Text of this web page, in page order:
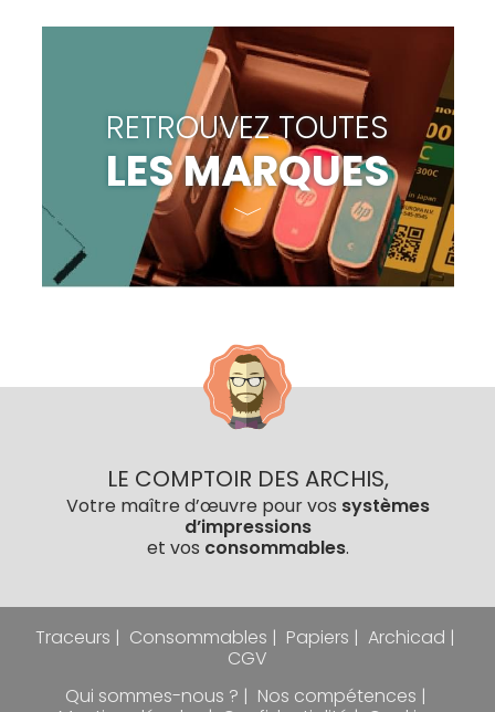
RETROUVEZ TOUTES
LES MARQUES
LE COMPTOIR DES ARCHIS,
Votre maître d’œuvre pour vos systèmes
d’impressions
et vos consommables.
Traceurs Consommables Papiers
Archicad
CGV
Qui sommes-nous ?
Nos compétences